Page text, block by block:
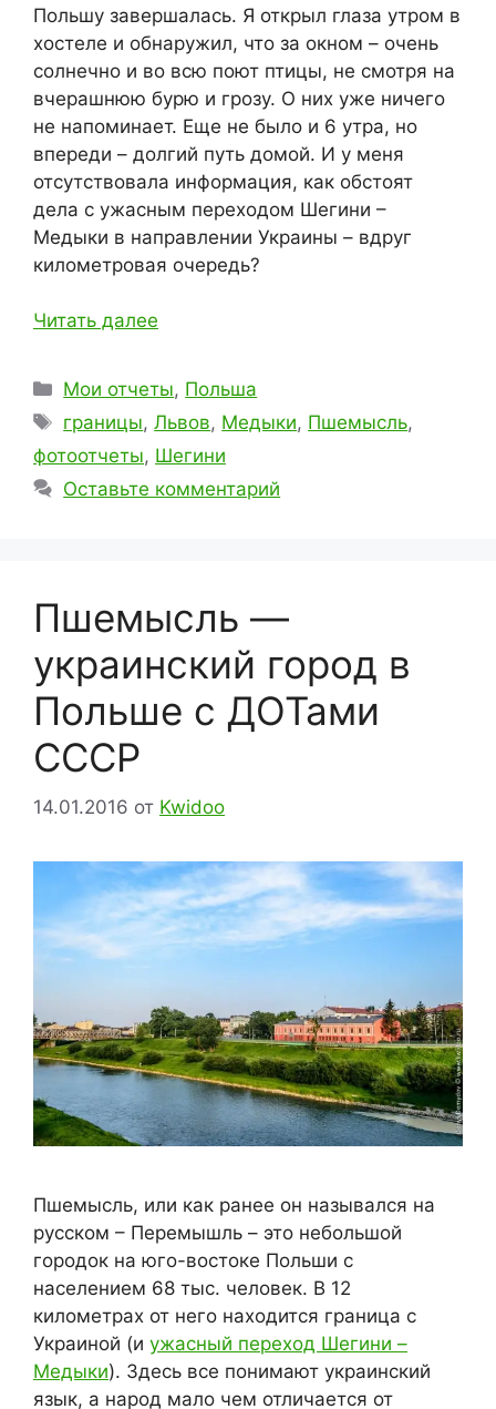
Польшу завершалась. Я открыл глаза утром в
хостеле и обнаружил, что за окном – очень
солнечно и во всю поют птицы, не смотря на
вчерашнюю бурю и грозу. О них уже ничего
не напоминает. Еще не было и 6 утра, но
впереди – долгий путь домой. И у меня
отсутствовала информация, как обстоят
дела с ужасным переходом Шегини –
Медыки в направлении Украины – вдруг
километровая очередь?
Читать далее
Рубрики
Мои отчеты, Польша
Метки
границы,Львов, Медыки, Пшемысль,
фотоотчеты, Шегини
Оставьте комментарий
Пшемысль —
украинский город в
Польше с ДОТами
СССР
14.01.2016 от Kwidoo
Пшемысль, или как ранее он назывался на
русском – Перемышль – это небольшой
городок на юго-востоке Польши с
населением 68 тыс. человек. В 12
километрах от него находится граница с
Украиной (и ужасный переход Шегини –
Медыки). Здесь все понимают украинский
язык, а народ мало чем отличается от